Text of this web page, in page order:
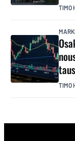
TIMO
TIMO